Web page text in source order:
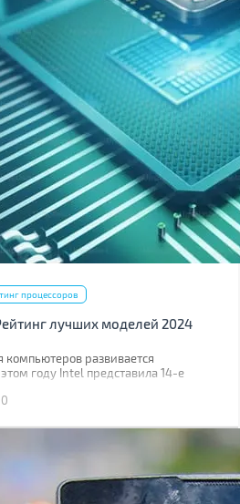
процессоров
лучших моделей 2024
развивается
году Intel представила 14-е
для платформ с поддержкой